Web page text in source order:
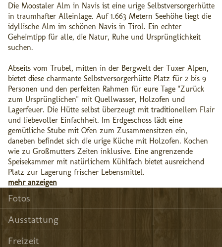
Die Moostaler Alm in Navis ist eine urige Selbstversorgerhütte
in traumhafter Alleinlage. Auf 1.663 Metern Seehöhe liegt die
idyllische Alm im schönen Navis in Tirol. Ein echter
Geheimtipp für alle, die Natur, Ruhe und Ursprünglichkeit
suchen.
Abseits vom Trubel, mitten in der Bergwelt der Tuxer Alpen,
bietet diese charmante Selbstversorgerhütte Platz für 2 bis 9
Personen und den perfekten Rahmen für eure Tage "Zurück
zum Ursprünglichen" mit Quellwasser, Holzofen und
Lagerfeuer. Die Hütte selbst überzeugt mit traditionellem Flair
und liebevoller Einfachheit. Im Erdgeschoss lädt eine
gemütliche Stube mit Ofen zum Zusammensitzen ein,
daneben befindet sich die urige Küche mit Holzofen. Kochen
wie zu Großmutters Zeiten inklusive. Eine angrenzende
Speisekammer mit natürlichem Kühlfach bietet ausreichend
Platz zur Lagerung frischer Lebensmittel.
mehr anzeigen
Fotos
Ausstattung
Freizeit